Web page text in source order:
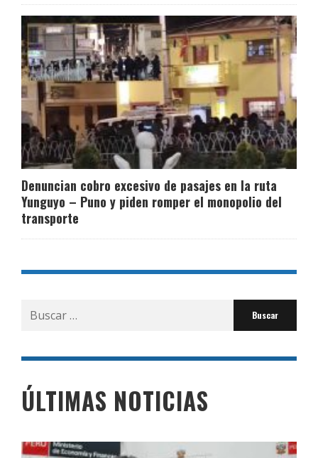
Denuncian cobro excesivo de pasajes en la ruta
Yunguyo – Puno y piden romper el monopolio del
transporte
Buscar
por:
ÚLTIMAS NOTICIAS